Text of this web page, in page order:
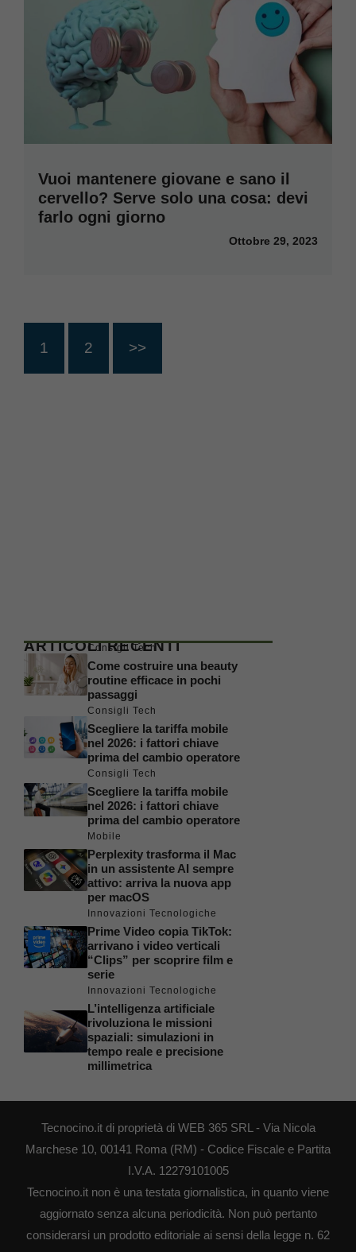
Vuoi mantenere giovane e sano il
cervello? Serve solo una cosa: devi
farlo ogni giorno
Ottobre 29, 2023
1 2 >>
ARTICOLI RECENTI
Consigli Tech
Come costruire una beauty
routine efficace in pochi
passaggi
Consigli Tech
Scegliere la tariffa mobile
nel 2026: i fattori chiave
prima del cambio operatore
Consigli Tech
Scegliere la tariffa mobile
nel 2026: i fattori chiave
prima del cambio operatore
Mobile
Perplexity trasforma il Mac
in un assistente AI sempre
attivo: arriva la nuova app
per macOS
Innovazioni Tecnologiche
Prime Video copia TikTok:
arrivano i video verticali
“Clips” per scoprire film e
serie
Innovazioni Tecnologiche
L’intelligenza artificiale
rivoluziona le missioni
spaziali: simulazioni in
tempo reale e precisione
millimetrica
Tecnocino.it di proprietà di WEB 365 SRL - Via Nicola
Marchese 10, 00141 Roma (RM) - Codice Fiscale e Partita
I.V.A. 12279101005
Tecnocino.it non è una testata giornalistica, in quanto viene
aggiornato senza alcuna periodicità. Non può pertanto
considerarsi un prodotto editoriale ai sensi della legge n. 62